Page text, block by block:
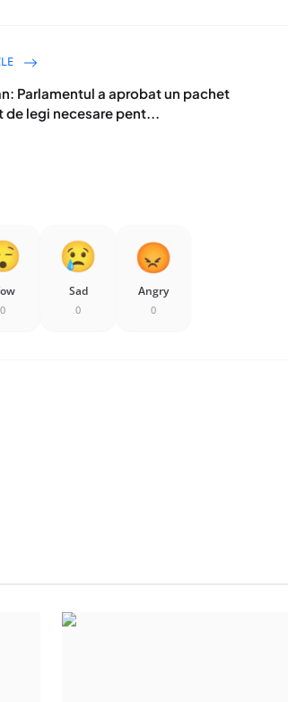
Parlamentul a aprobat un pachet
de legi necesare pent...
0
Sad
0
Angry
0